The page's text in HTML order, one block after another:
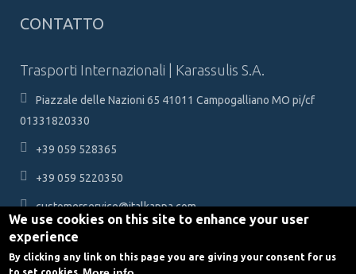
question is
not you are a
visitor and to
prevent
spam
CONTATTO
Trasporti Internazionali | Karassulis S.A.
Piazzale delle Nazioni 65 41011 Campogalliano MO pi/cf
01331820330
+39 059 528365
+39 059 5220350
customerservice@italkappa.com
We use cookies on this site to enhance your user
experience
By clicking any link on this page you are giving your consent for us